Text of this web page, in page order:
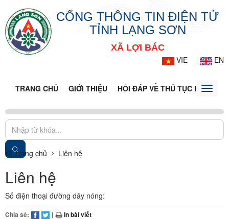
CỔNG THÔNG TIN ĐIỆN TỬ
TỈNH LẠNG SƠN
XÃ LỢI BÁC
VIE
EN
TRANG CHỦ GIỚI THIỆU HỎI ĐÁP VỀ THỦ TỤC HÀNHToggle
Trang chủ Liên hệ
Liên hệ
Số điện thoại đường dây nóng:
Chia sẻ: | In bài viết